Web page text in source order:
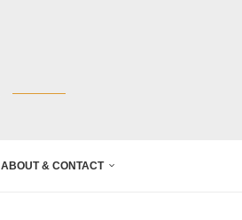
ABOUT & CONTACT